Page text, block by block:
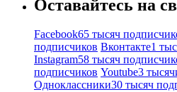
Оставайтесь на
Facebook65 тысяч
подписчиков Вконтакте1
Instagram58 тысяч
подписчиков Youtube3
Одноклассники30 тысяч